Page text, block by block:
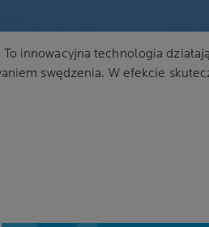
innowacyjna technologia
swędzenia. W efekcie